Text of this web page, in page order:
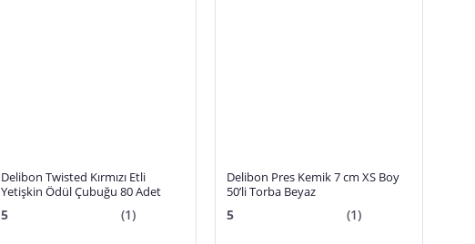
Delibon Twisted Kırmızı Etli
Yetişkin Ödül Çubuğu 80 Adet
5 (1)
Delibon Pres Kemik 7 cm XS Boy
50’li Torba Beyaz
5 (1)